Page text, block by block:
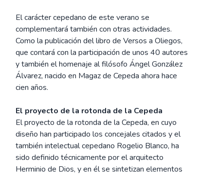
El carácter cepedano de este verano se
complementará también con otras actividades.
Como la publicación del libro de Versos a Oliegos,
que contará con la participación de unos 40 autores
y también el homenaje al filósofo Ángel González
Álvarez, nacido en Magaz de Cepeda ahora hace
cien años.
El proyecto de la rotonda de la Cepeda
El proyecto de la rotonda de la Cepeda, en cuyo
diseño han participado los concejales citados y el
también intelectual cepedano Rogelio Blanco, ha
sido definido técnicamente por el arquitecto
Herminio de Dios, y en él se sintetizan elementos